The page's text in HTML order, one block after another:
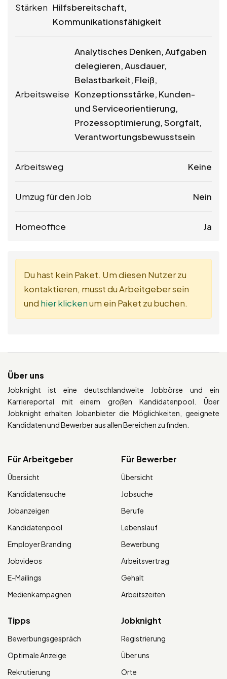
Stärken Hilfsbereitschaft,
Kommunikationsfähigkeit
Arbeitsweise
Analytisches Denken, Aufgaben
delegieren, Ausdauer,
Belastbarkeit, Fleiß,
Konzeptionsstärke, Kunden-
und Serviceorientierung,
Prozessoptimierung, Sorgfalt,
Verantwortungsbewusstsein
Arbeitsweg Keine
Umzug für den Job Nein
Homeoffice Ja
Du hast kein Paket. Um diesen Nutzer zu
kontaktieren, musst du Arbeitgeber sein
und hier klickenum ein Paket zu buchen.
Über uns
Jobknight ist eine deutschlandweite Jobbörse und ein
Karriereportal mit einem großen Kandidatenpool. Über
Jobknight erhalten Jobanbieter die Möglichkeiten, geeignete
Kandidaten und Bewerber aus allen Bereichen zu finden.
Für Arbeitgeber
Übersicht
Kandidatensuche
Jobanzeigen
Kandidatenpool
Employer Branding
Jobvideos
E-Mailings
Medienkampagnen
Für Bewerber
Übersicht
Jobsuche
Berufe
Lebenslauf
Bewerbung
Arbeitsvertrag
Gehalt
Arbeitszeiten
Tipps
Bewerbungsgespräch
Optimale Anzeige
Rekrutierung
Jobknight
Registrierung
Über uns
Orte